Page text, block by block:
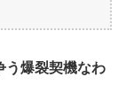
う爆裂契機なわ